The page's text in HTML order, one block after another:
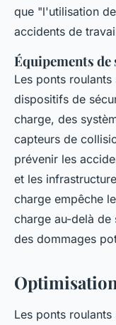
que "l'utilisation
accidents de
Équipements
Les ponts
dispositifs de
charge, des
capteurs de
prévenir les
et les
charge empêche
charge au-delà de
des dommages
Les ponts